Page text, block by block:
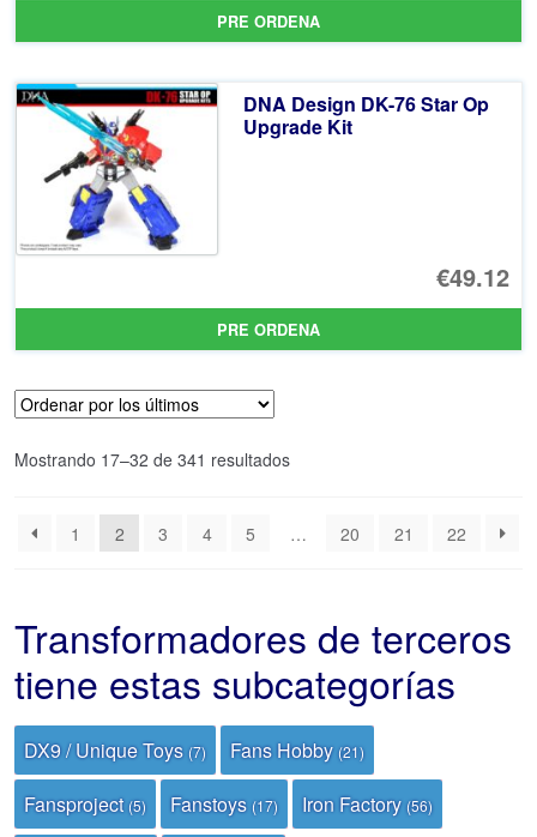
PRE ORDENA
DNA Design DK-76 Star Op
Upgrade Kit
€49.12
PRE ORDENA
Mostrando 17–32 de 341 resultadosOrdenado
últimos
1 2 3 4 5 … 20 21 22
Transformadores de terceros
tiene estas subcategorías
DX9 / Unique Toys (7) Fans Hobby(21)
Fansproject(5) Fanstoys(17) Iron Factory(56)